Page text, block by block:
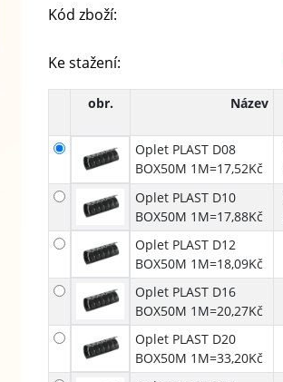
Kód zboží:
Ke stažení:
obr. Název
Oplet PLAST D08
BOX50M 1M=17,52Kč
Oplet PLAST D10
BOX50M 1M=17,88Kč
Oplet PLAST D12
BOX50M 1M=18,09Kč
Oplet PLAST D16
BOX50M 1M=20,27Kč
Oplet PLAST D20
BOX50M 1M=33,20Kč